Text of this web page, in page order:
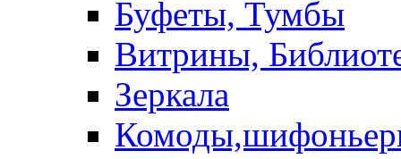
Буфеты, Тумбы
Витрины,
Зеркала